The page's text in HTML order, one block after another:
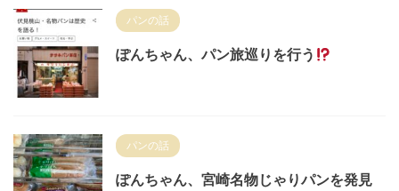
パンの話
ぽんちゃん、パン旅巡りを行う
パンの話
ぽんちゃん、宮崎名物じゃりパンを発見